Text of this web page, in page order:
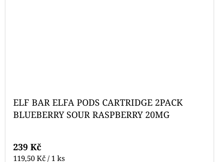
ELF BAR ELFA PODS CARTRIDGE 2PACK
BLUEBERRY SOUR RASPBERRY 20MG
239 Kč
Měrná
119,50 Kč / 1 ks